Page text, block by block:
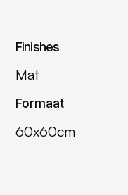
Finishes
Mat
Formaat
60x60cm